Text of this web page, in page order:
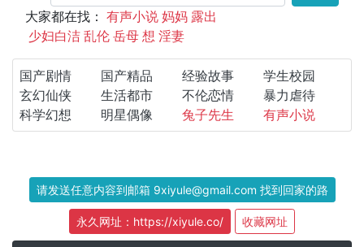
大家都在找： 有声小说 妈妈 露出
少妇白洁 乱伦 岳母 想 淫妻
国产剧情 国产精品 经验故事
学生校园
玄幻仙侠
生活都市 不伦恋情
暴力虐待
科学幻想
明星偶像 兔子先生 有声小说
请发送任意内容到邮箱 9xiyule@gmail.com 找到回家的路
永久网址：https://xiyule.co/ 收藏网址